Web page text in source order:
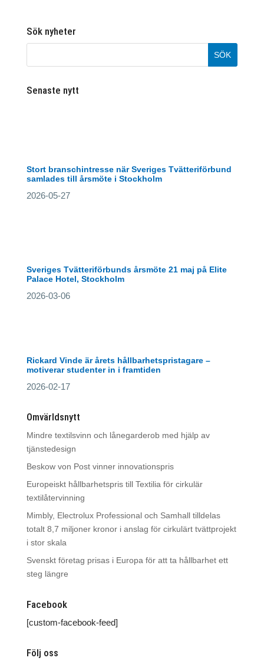
Sök nyheter
Senaste nytt
Stort branschintresse när Sveriges Tvätteriförbund
samlades till årsmöte i Stockholm
2026-05-27
Sveriges Tvätteriförbunds årsmöte 21 maj på Elite
Palace Hotel, Stockholm
2026-03-06
Rickard Vinde är årets hållbarhetspristagare –
motiverar studenter in i framtiden
2026-02-17
Omvärldsnytt
Mindre textilsvinn och lånegarderob med hjälp av
tjänstedesign
Beskow von Post vinner innovationspris
Europeiskt hållbarhetspris till Textilia för cirkulär
textilåtervinning
Mimbly, Electrolux Professional och Samhall tilldelas
totalt 8,7 miljoner kronor i anslag för cirkulärt tvättprojekt
i stor skala
Svenskt företag prisas i Europa för att ta hållbarhet ett
steg längre
Facebook
[custom-facebook-feed]
Följ oss